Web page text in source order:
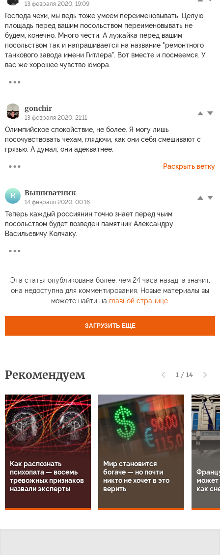
13 февраля 2020, 19:09
Господа чехи, мы ведь тоже умеем переименовывать. Целую
площадь перед вашим посольством переименовывать не
будем, конечно. Много чести. А лужайка перед вашим
посольством так и напрашивается на название "ремонтного
танкового завода имени Гитлера". Вот вместе и посмеемся. У
вас же хорошее чувство юмора.
gonchir
13 февраля 2020, 21:11
Олимпийское спокойствие, не более. Я могу лишь
посочувствовать чехам, глядючи, как они себя смешивают с
грязью. А думал, они адекватнее.
Раскрыть ветку
В Вышиватник
14 февраля 2020, 00:16
Теперь каждый россиянин точно знает перед чьим
посольством будет возведен памятник Александру
Васильевичу Колчаку.
Эта статья опубликована более, чем 24 часа назад, а значит,
она недоступна для комментирования. Новые материалы вы
можете найти на главной странице.
ЗАГРУЗИТЬ ЕЩЕ
Рекомендуем 1 / 14
Как распознать
психопата — восемь
тревожных признаков
назвали эксперты
Мир становится
богаче — но почти
никто не хочет в это
верить
может
как